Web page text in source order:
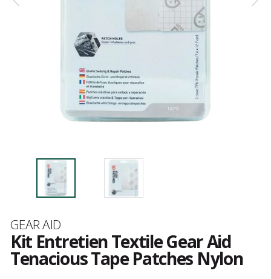
Marque
GEAR AID
Kit Entretien Textile Gear Aid
Tenacious Tape Patches Nylon